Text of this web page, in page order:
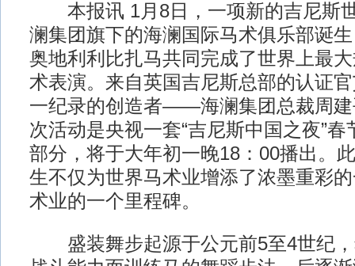
本报讯 1月8日，一项新的吉尼斯
澜集团旗下的海澜国际马术俱乐部诞
奥地利利比扎马共同完成了世界上最
术表演。来自英国吉尼斯总部的认证
一纪录的创造者——海澜集团总裁周建
次活动是央视一套“吉尼斯中国之夜”
部分，将于大年初一晚18：00播出。
生不仅为世界马术业增添了浓墨重彩
术业的一个里程碑。
盛装舞步起源于公元前5至4世纪，